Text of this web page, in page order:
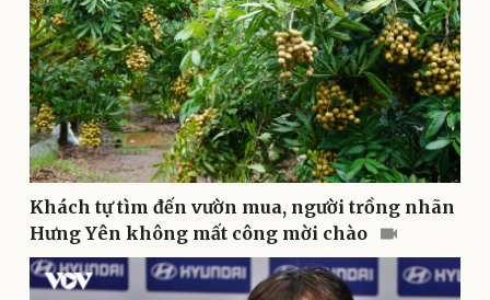
Thể thao
Bóng đá
Lịch thi đấu bóng đá
Thế giới thể thao
eSports
Hậu trường
Ô tô - Xe máy
Ô tô
Xe máy
Tư vấn
Khách tự tìm đến vườn mua, người trồng nhãn
Hưng Yên không mất công mời chào